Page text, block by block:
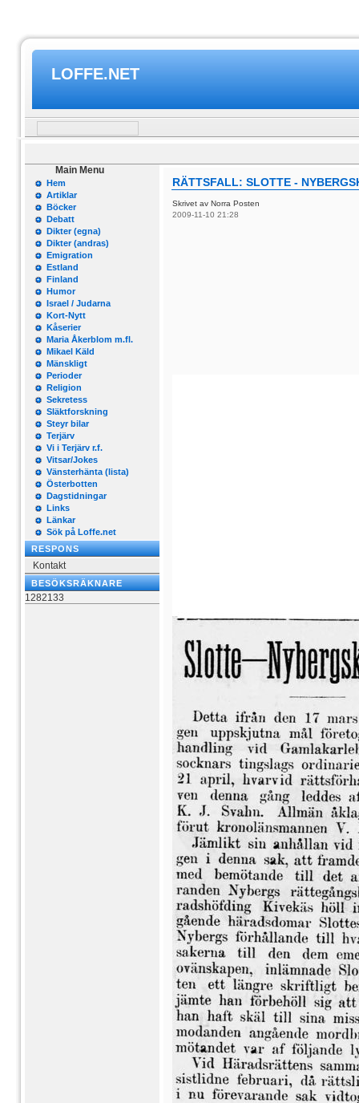
LOFFE.NET
Main Menu
Hem
Artiklar
Böcker
Debatt
Dikter (egna)
Dikter (andras)
Emigration
Estland
Finland
Humor
Israel / Judarna
Kort-Nytt
Kåserier
Maria Åkerblom m.fl.
Mikael Käld
Mänskligt
Perioder
Religion
Sekretess
Släktforskning
Steyr bilar
Terjärv
Vi i Terjärv r.f.
Vitsar/Jokes
Vänsterhänta (lista)
Österbotten
Dagstidningar
Links
Länkar
Sök på Loffe.net
RESPONS
Kontakt
BESÖKSRÄKNARE
1282133
RÄTTSFALL: SLOTTE -
Skrivet av Norra Posten
2009-11-10 21:28